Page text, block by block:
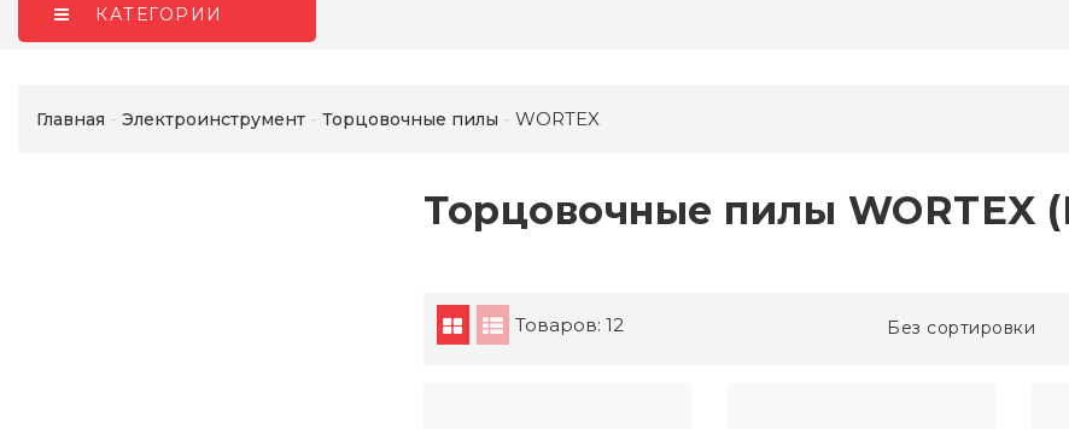
КАТЕГОРИИ
Главная Электроинструмент Торцовочные пилы WORTEX
Торцовочные пилы WORTEX
Товаров: 12 Без сортировки